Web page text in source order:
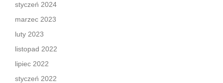
styczeń 2024
marzec 2023
luty 2023
listopad 2022
lipiec 2022
styczeń 2022